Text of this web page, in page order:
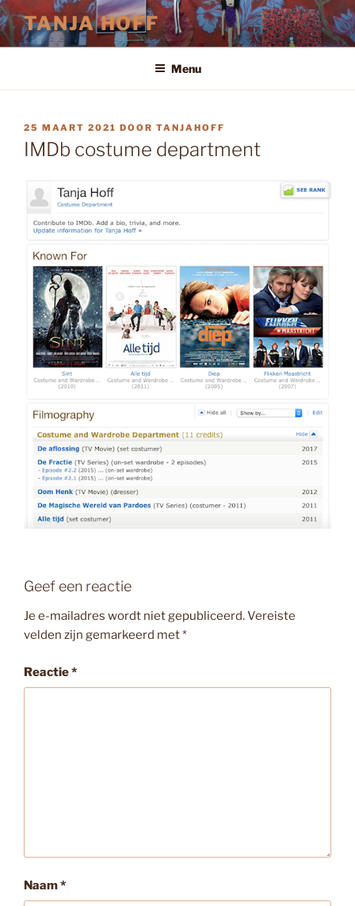
Ga
naar
de
TANJA HOFF
Menu
GEPLAATST
OP
25 MAART 2021 DOOR TANJAHOFF
IMDb costume department
Geef een reactie
Je e-mailadres wordt niet gepubliceerd.Vereiste
velden zijn gemarkeerd met*
Reactie*
Naam*